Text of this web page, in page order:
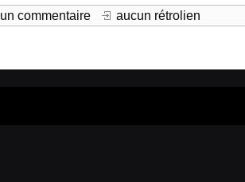
un commentaire
aucun rétrolien